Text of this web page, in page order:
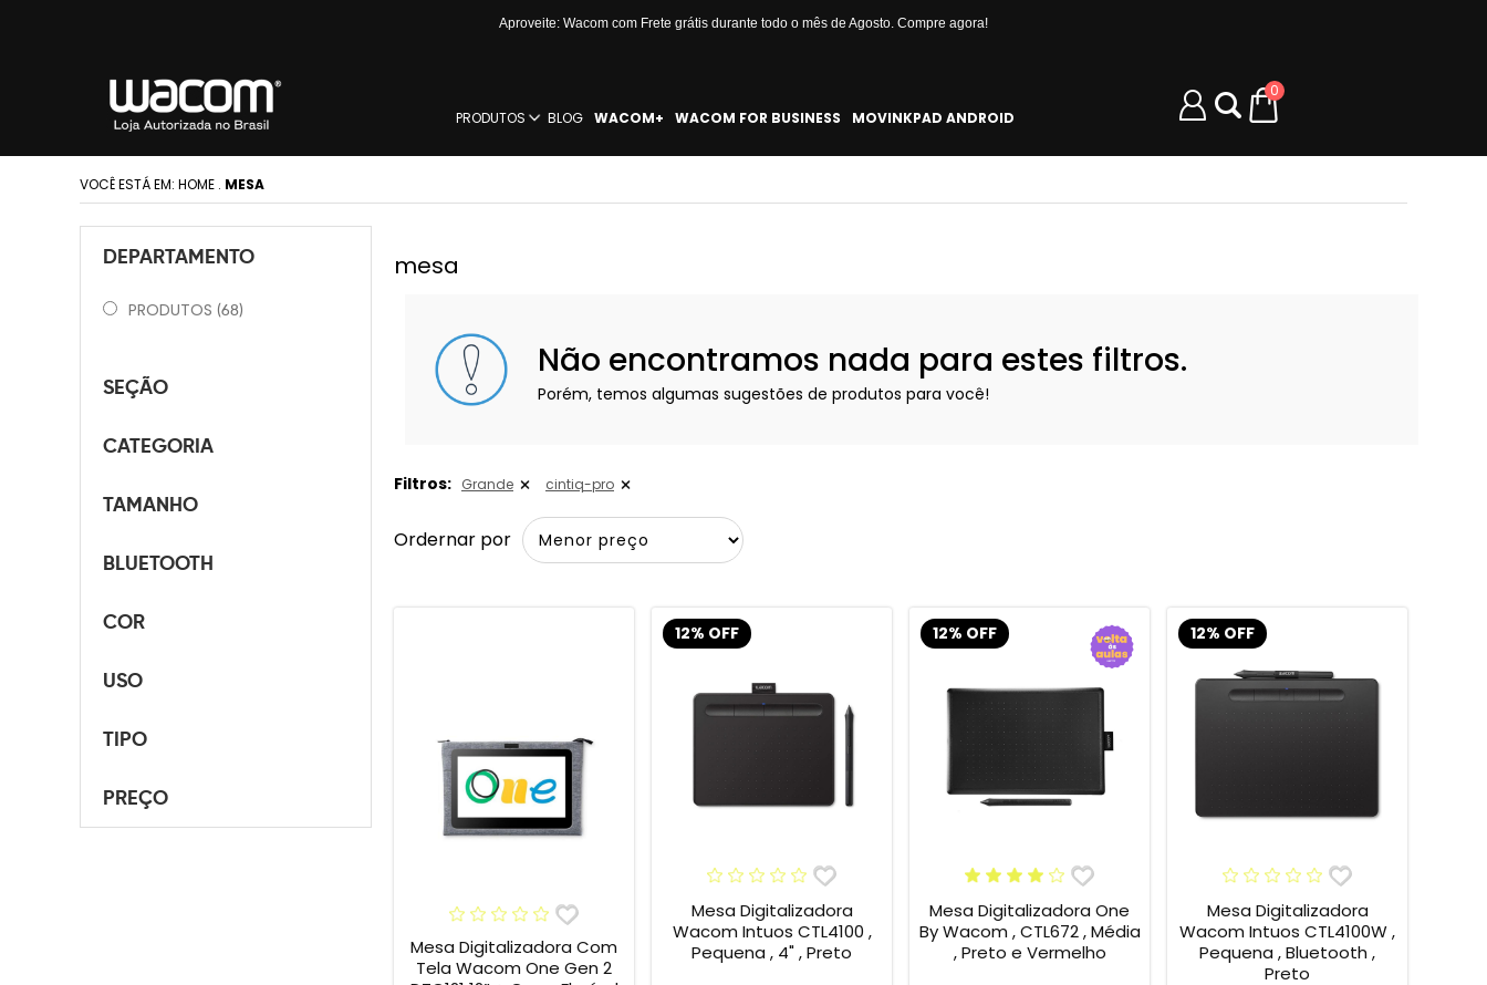
Aproveite: Wacom com Frete grátis durante todo o mês de Agosto. Compre agora!
PRODUTOS BLOG WACOM+ WACOM FOR BUSINESS MOVINKPAD ANDROID
0
VOCÊ ESTÁ EM: HOME . MESA
DEPARTAMENTO
PRODUTOS (68)
SEÇÃO
CATEGORIA
TAMANHO
BLUETOOTH
COR
USO
TIPO
PREÇO
mesa
Não encontramos nada para estes filtros.
Porém, temos algumas sugestões de produtos para você!
Filtros: Grande cintiq-pro
Ordernar por
Mesa Digitalizadora Com
Tela Wacom One Gen 2
12% OFF
Mesa Digitalizadora
Wacom Intuos CTL4100 ,
Pequena , 4" , Preto
12% OFF
Mesa Digitalizadora One
By Wacom , CTL672 , Média
, Preto e Vermelho
12% OFF
Mesa Digitalizadora
Wacom Intuos CTL4100W ,
Pequena , Bluetooth ,
Preto